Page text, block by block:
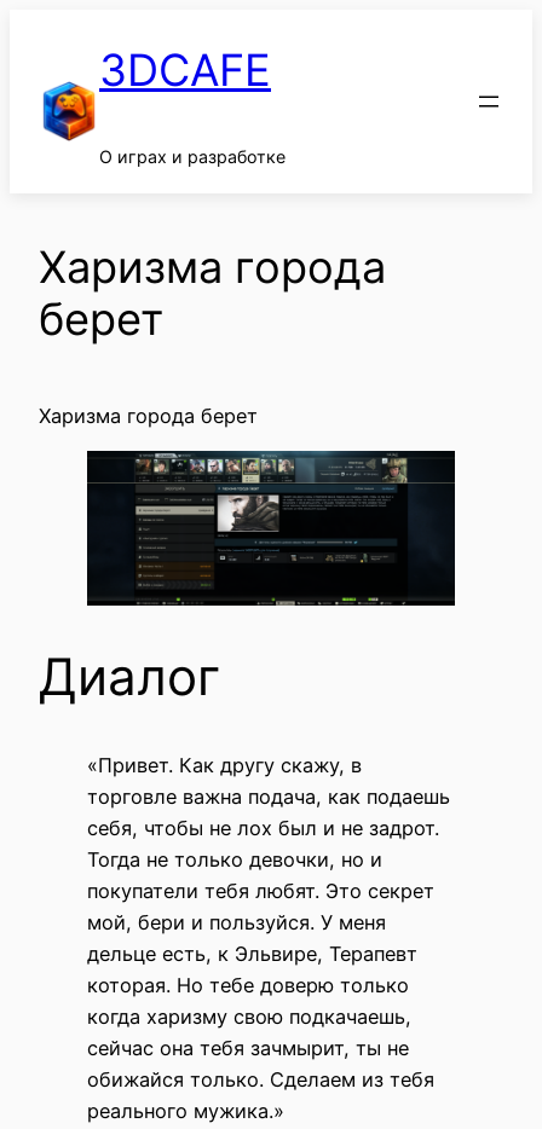
содержимому3DCAFE
О играх и разработке
Харизма города
берет
Харизма города берет
Диалог
«Привет. Как другу скажу, в
торговле важна подача, как подаешь
себя, чтобы не лох был и не задрот.
Тогда не только девочки, но и
покупатели тебя любят. Это секрет
мой, бери и пользуйся. У меня
дельце есть, к Эльвире, Терапевт
которая. Но тебе доверю только
когда харизму свою подкачаешь,
сейчас она тебя зачмырит, ты не
обижайся только. Сделаем из тебя
реального мужика.»